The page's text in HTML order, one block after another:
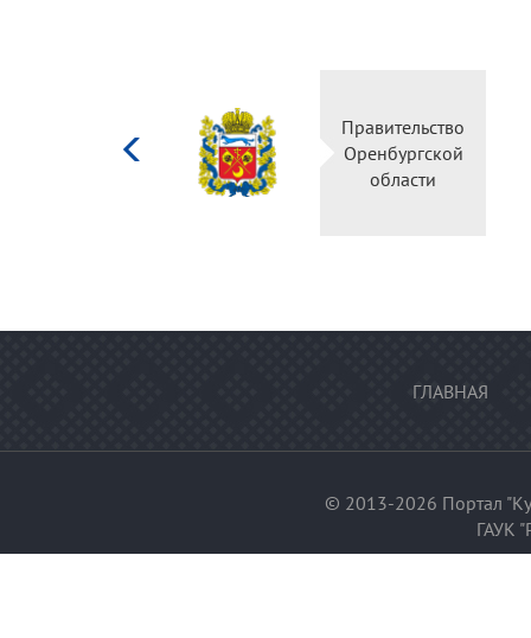
Министерство
культуры
Российской
федерации
ГЛАВНАЯ
© 2013-2026 Портал
ГАУК